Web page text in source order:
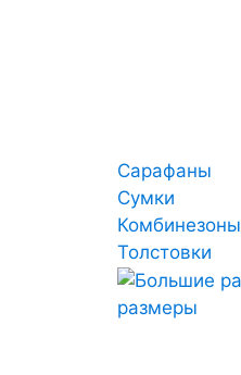
Сарафаны
Сумки
Комбинезоны
Толстовки
размеры